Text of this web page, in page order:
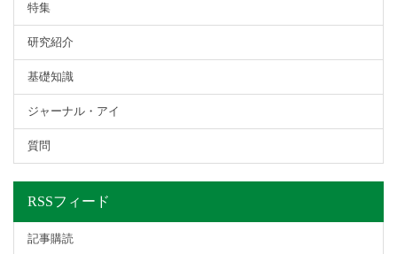
特集
研究紹介
基礎知識
ジャーナル・アイ
質問
RSSフィード
記事購読